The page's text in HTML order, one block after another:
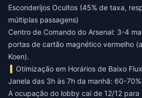
Esconderijos Ocultos (45% de taxa,
múltiplas passagens)
Centro de Comando do Arsenal: 3-4
portas de cartão magnético vermelho
Koen).
Otimização em Horários de Baixo
Janela das 3h às 7h da manhã: 60-
A ocupação do lobby cai de 12/12